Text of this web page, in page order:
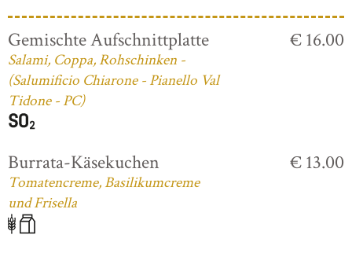
Gemischte Aufschnittplatte
Salami, Coppa, Rohschinken -
(Salumificio Chiarone - Pianello Val
Tidone - PC)
€ 16.00
Burrata-Käsekuchen
Tomatencreme, Basilikumcreme
und Frisella
€ 13.00